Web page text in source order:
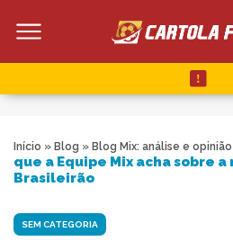
Início » Blog » Blog Mix: análise e opinião
que a Equipe Mix acha sobre a
Brasileirão
SEM CATEGORIA